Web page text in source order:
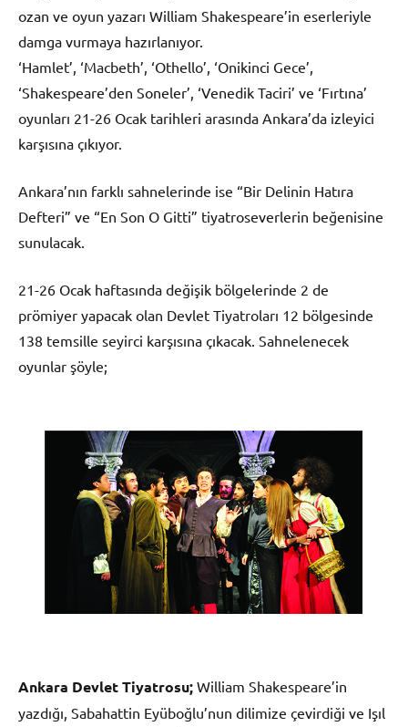
ozan ve oyun yazarı William Shakespeare’in eserleriyle
damga vurmaya hazırlanıyor.
‘Hamlet’, ‘Macbeth’, ‘Othello’, ‘Onikinci Gece’,
‘Shakespeare’den Soneler’, ‘Venedik Taciri’ ve ‘Fırtına’
oyunları 21-26 Ocak tarihleri arasında Ankara’da izleyici
karşısına çıkıyor.
Ankara’nın farklı sahnelerinde ise “Bir Delinin Hatıra
Defteri” ve “En Son O Gitti” tiyatroseverlerin beğenisine
sunulacak.
21-26 Ocak haftasında değişik bölgelerinde 2 de
prömiyer yapacak olan Devlet Tiyatroları 12 bölgesinde
138 temsille seyirci karşısına çıkacak. Sahnelenecek
oyunlar şöyle;
Ankara Devlet Tiyatrosu; William Shakespeare’in
yazdığı, Sabahattin Eyüboğlu’nun dilimize çevirdiği ve Işıl